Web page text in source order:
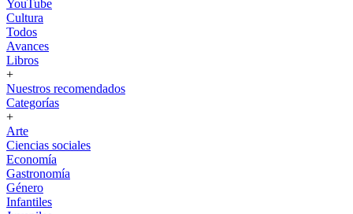
YouTube
Cultura
Todos
Avances
Libros
+
Nuestros recomendados
Categorías
+
Arte
Ciencias sociales
Economía
Gastronomía
Género
Infantiles